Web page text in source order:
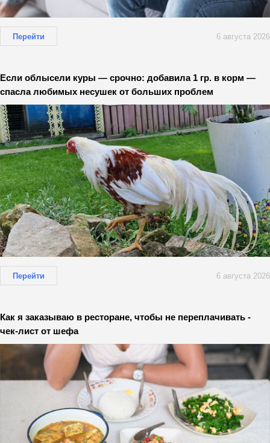
Перейти 6 августа 2026
Если облысели куры — срочно: добавила 1 гр. в корм —
спасла любимых несушек от больших проблем
Перейти 6 августа 2026
Как я заказываю в ресторане, чтобы не переплачивать -
чек-лист от шефа